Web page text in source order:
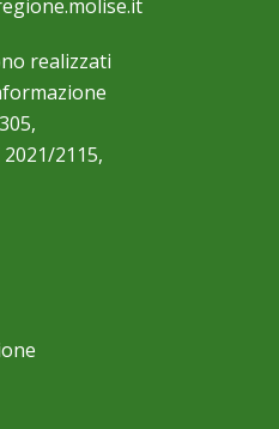
realizzati
2021/2115,